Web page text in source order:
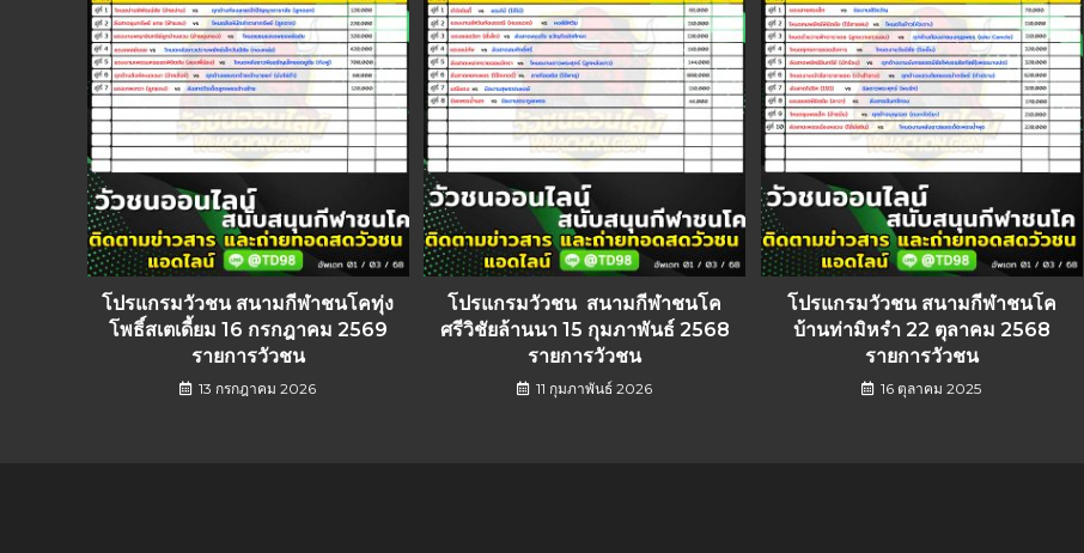
โปรแกรมวัวชน สนามกีฬาชนโคทุ่ง
โพธิ์สเตเดี้ยม 16 กรกฎาคม 2569
รายการวัวชน
13 กรกฎาคม 2026
โปรแกรมวัวชน สนามกีฬาชนโค
ศรีวิชัยล้านนา 15 กุมภาพันธ์ 2568
รายการวัวชน
11 กุมภาพันธ์ 2026
โปรแกรมวัวชน สนามกีฬาชนโค
บ้านท่ามิหรำ 22 ตุลาคม 2568
รายการวัวชน
16 ตุลาคม 2025